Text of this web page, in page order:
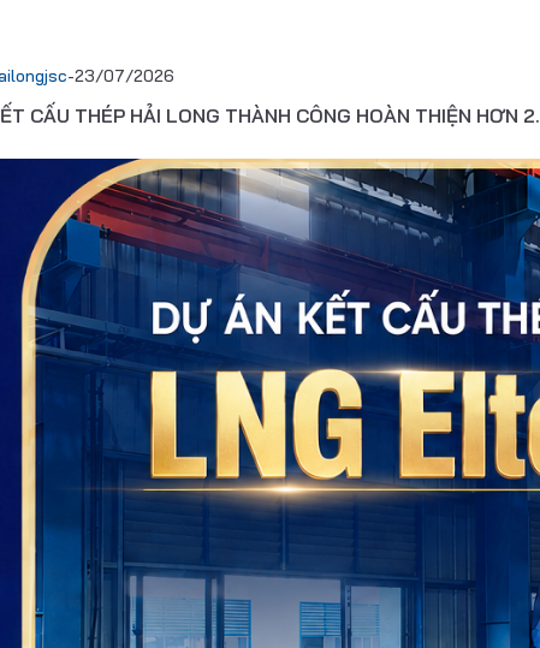
-23/07/2026
CẤU THÉP HẢI LONG THÀNH CÔNG HOÀN THIỆN